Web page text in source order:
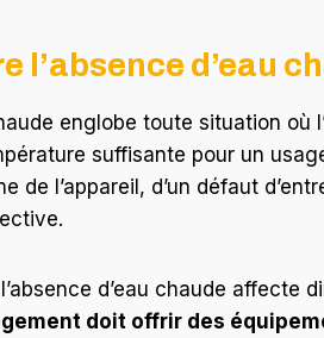
l’absence d’eau
englobe toute situation où
suffisante pour un
de l’appareil, d’un défaut
d’eau chaude affecte
doit offrir des